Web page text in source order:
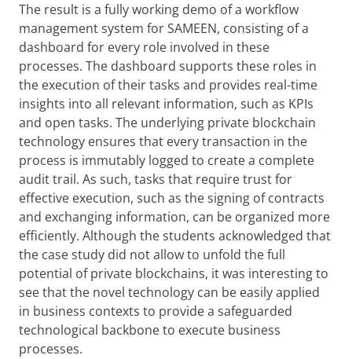
The result is a fully working demo of a workflow
management system for SAMEEN, consisting of a
dashboard for every role involved in these
processes. The dashboard supports these roles in
the execution of their tasks and provides real-time
insights into all relevant information, such as KPIs
and open tasks. The underlying private blockchain
technology ensures that every transaction in the
process is immutably logged to create a complete
audit trail. As such, tasks that require trust for
effective execution, such as the signing of contracts
and exchanging information, can be organized more
efficiently. Although the students acknowledged that
the case study did not allow to unfold the full
potential of private blockchains, it was interesting to
see that the novel technology can be easily applied
in business contexts to provide a safeguarded
technological backbone to execute business
processes.